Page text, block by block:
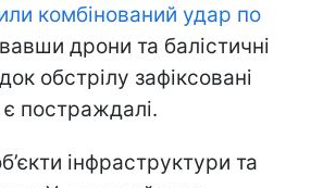
комбінований удар по
дрони та балістичні
обстрілу зафіксовані
постраждалі.
інфраструктури та